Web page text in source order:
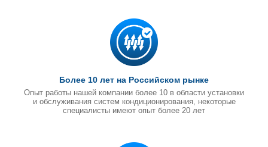
Более 10 лет на Российском рынке
Опыт работы нашей компании более 10 в области установки
и обслуживания систем кондиционирования, некоторые
специалисты имеют опыт более 20 лет